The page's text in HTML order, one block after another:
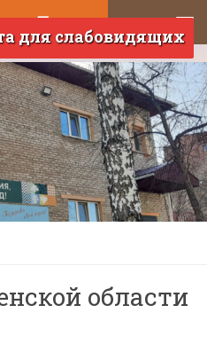
МАДОУ д/с №121 города Тюмени
для слабовидящих
области